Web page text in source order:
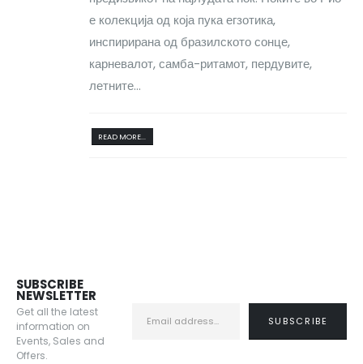
е колекција од која пука егзотика,
инспирирана од бразилското сонце,
карневалот, самба-ритамот, пердувите,
летните...
READ MORE...
SUBSCRIBE
NEWSLETTER
Get all the latest
information on
Events, Sales and
Offers.